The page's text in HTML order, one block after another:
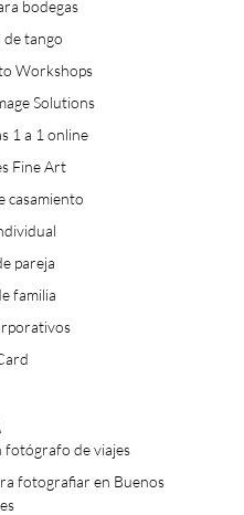
bodegas
tango
Workshops
Solutions
1 a 1 online
Fine Art
casamiento
pareja
familia
de viajes
fotografiar en Buenos